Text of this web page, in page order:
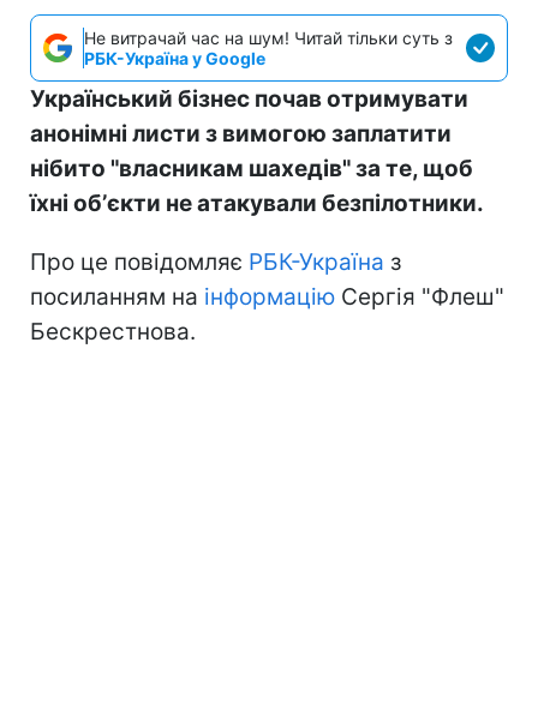
Не витрачай час на шум! Читай тільки суть з
РБК-Україна у Google
Український бізнес почав отримувати
анонімні листи з вимогою заплатити
нібито "власникам шахедів" за те, щоб
їхні обʼєкти не атакували безпілотники.
Про це повідомляє РБК-Україна з
посиланням на інформацію Сергія "Флеш"
Бескрестнова.